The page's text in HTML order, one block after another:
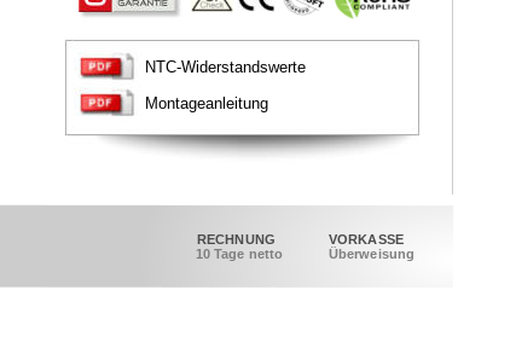
Montageanleitung
VORKASSE
Überweisung
RECHNUNG
10 Tage netto
NTC-Widerstandswerte